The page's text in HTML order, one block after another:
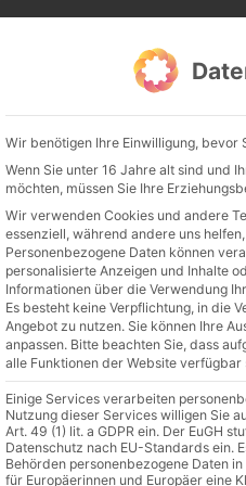
ALTE MESSE GLAUBE
Katholizismus Franziskus 50
Wir benötigen Ihre Einwilligung, bevor
Wenn Sie unter 16 Jahre alt sind und
möchten, müssen Sie Ihre
Wir verwenden Cookies und andere
essenziell, während andere uns
Personenbezogene Daten können
personalisierte Anzeigen und Inhalte
Informationen über die Verwendung
Es besteht keine Verpflichtung, in die
Angebot zu nutzen. Sie können Ihre
anpassen. Bitte beachten Sie, dass
alle Funktionen der Website verfügbar
Einige Services verarbeiten
Nutzung dieser Services willigen Sie
Art. 49 (1) lit. a GDPR ein. Der EuGH
Datenschutz nach EU-Standards ein.
Behörden personenbezogene Daten
für Europäerinnen und Europäer eine